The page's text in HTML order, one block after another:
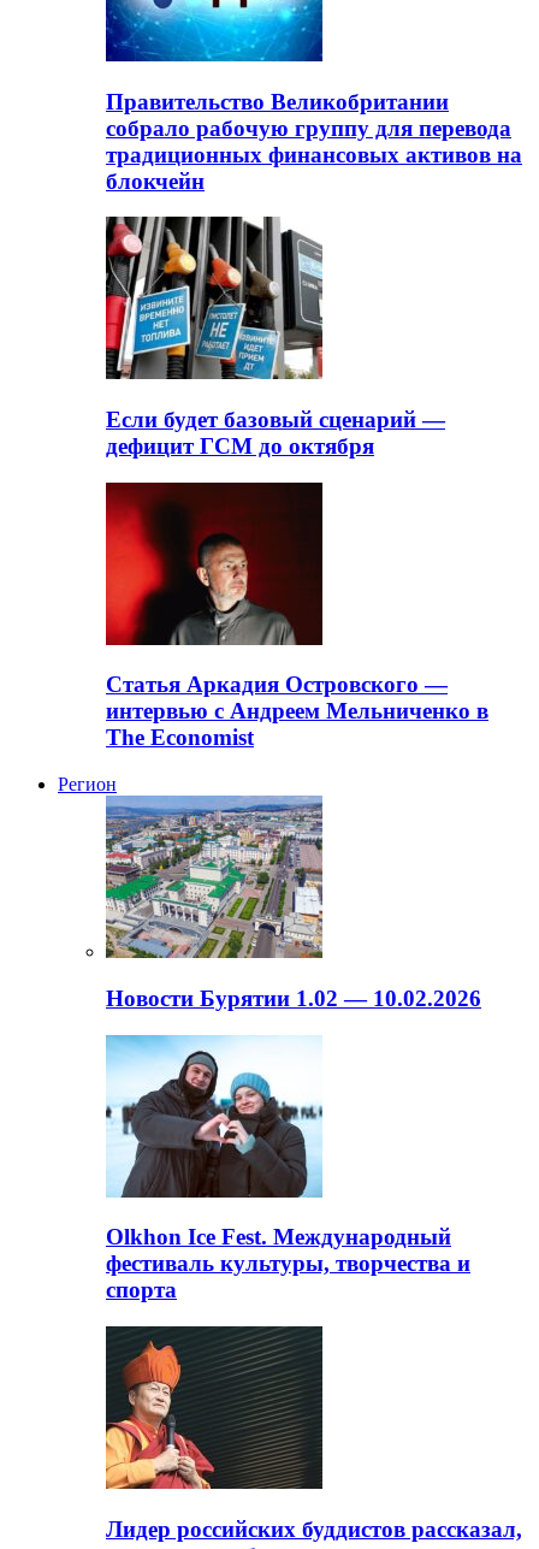
Правительство Великобритании
собрало рабочую группу для перевода
традиционных финансовых активов на
блокчейн
Если будет базовый сценарий —
дефицит ГСМ до октября
Статья Аркадия Островского —
интервью с Андреем Мельниченко в
The Economist
Регион
Новости Бурятии 1.02 — 10.02.2026
Olkhon Ice Fest. Международный
фестиваль культуры, творчества и
спорта
Лидер российских буддистов рассказал,